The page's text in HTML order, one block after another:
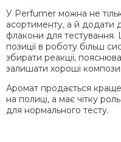
У Perfumer можна не
асортименту, а й додати
флакони для тестування.
позиції в роботу більш
збирати реакції,
залишати хороші
Аромат продається краще
на полиці, а має чітку
для нормального тесту.